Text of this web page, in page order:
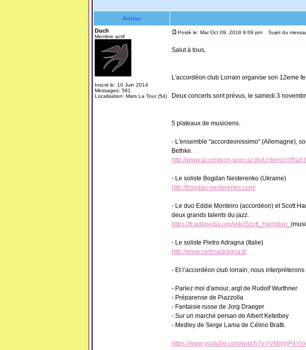
Auteur
Duch
Membre actif
Inscrit le: 10 Juin 2014
Messages: 581
Localisation: Mars La Tour (54)
Posté le: Mar Oct 09, 2018 9:09 pm Sujet du
Salut à tous,
L'accordéon club Lorrain organise son 12eme
Deux concerts sont prévus, le samedi 3
5 plateaux de musiciens.
- L'ensemble "accordeonissimo" (Allemagne),
Bethke.
http://www.accordeon-special.de/Unterricht/
- Le soliste Bogdan Nesterenko (Ukraine)
http://bogdan-nesterenko.com/
- Le duo Eddie Monteiro (accordéon) et Scott
deux grands talents du jazz.
https://fr.wikipedia.org/wiki/Scott_Hamilton_
- Le soliste Pietro Adragna (Italie)
http://www.pietroadragna.it/
- Et l’accordéon club lorrain, nous interpréterons
- Parlez moi d'amour, argt de Rudolf Wurthner
- Préparense de Piazzolla
- Fantaisie russe de Jorg Draeger
- Sur un marché persan de Albert Ketelbey
- Medley de Serge Lama de Célino Bratti.
https://www.youtube.com/